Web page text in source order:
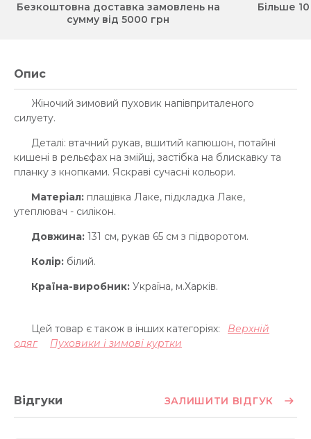
Безкоштовна доставка замовлень на
сумму від 5000 грн
Більше
Опис
Жіночий зимовий пуховик напівприталеного
силуету.
Деталі: втачний рукав, вшитий капюшон, потайні
кишені в рельєфах на змійці, застібка на блискавку та
планку з кнопками. Яскраві сучасні кольори.
Матеріал: плащівка Лаке, підкладка Лаке,
утеплювач - силікон.
Довжина: 131 см, рукав 65 см з підворотом.
Колір: білий.
Країна-виробник: Україна, м.Харків.
Цей товар є також в інших категоріях:
Верхній
одяг
Пуховики і зимові куртки
Відгуки ЗАЛИШИТИ ВІДГУК